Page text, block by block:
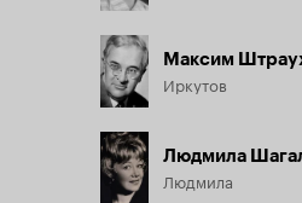
Максим
Иркутов
Людмила
Людмила